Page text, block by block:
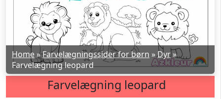
Home »Farvelægningssider for børn »Dyr»
Farvelægning leopard
Farvelægning leopard